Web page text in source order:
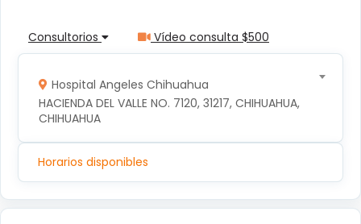
Consultorios Vídeo consulta $500
Hospital Angeles Chihuahua
HACIENDA DEL VALLE NO. 7120, 31217, CHIHUAHUA,
CHIHUAHUA
Horarios disponibles